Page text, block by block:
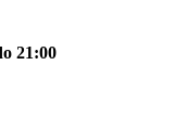
21:00